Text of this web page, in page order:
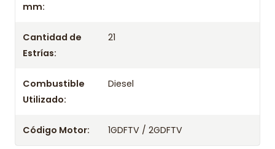
mm:
Cantidad de
Estrías:
21
Combustible
Utilizado:
Diesel
Código Motor: 1GDFTV / 2GDFTV